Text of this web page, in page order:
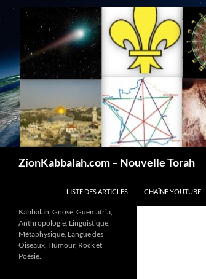
ZionKabbalah.com – Nouvelle Torah
LISTE DES ARTICLES
CHAÎNE YOUTUBE
Kabbalah, Gnose, Guematria,
Anthropologie, Linguistique,
Métaphysique, Langue des
Oiseaux, Humour, Rock et
Poésie.